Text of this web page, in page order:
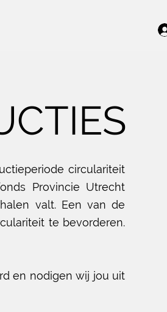
circulariteit
Provincie Utrecht
valt. Een van de
te bevorderen.
en nodigen wij jou uit